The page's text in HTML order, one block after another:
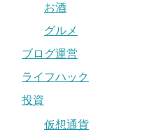
お酒
グルメ
ブログ運営
ライフハック
投資
仮想通貨